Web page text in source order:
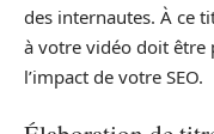
des internautes. À ce
à votre vidéo doit être
l’impact de votre SEO.